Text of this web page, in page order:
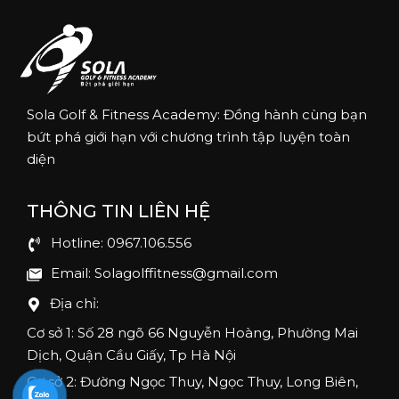
Sola Golf & Fitness Academy: Đồng hành cùng bạn
bứt phá giới hạn với chương trình tập luyện toàn
diện
THÔNG TIN LIÊN HỆ
Hotline: 0967.106.556
Email: Solagolffitness@gmail.com
Địa chỉ:
Cơ sở 1: Số 28 ngõ 66 Nguyễn Hoàng, Phường Mai
Dịch, Quận Cầu Giấy, Tp Hà Nội
Cơ sở 2: Đường Ngọc Thuy, Ngọc Thuy, Long Biên,